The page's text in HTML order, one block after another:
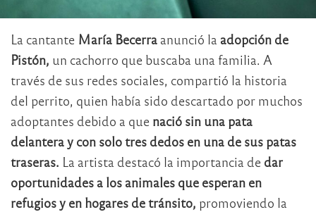
La cantante María Becerra anunció la adopción de
Pistón, un cachorro que buscaba una familia. A
través de sus redes sociales, compartió la historia
del perrito, quien había sido descartado por muchos
adoptantes debido a que nació sin una pata
delantera y con solo tres dedos en una de sus patas
traseras. La artista destacó la importancia de dar
oportunidades a los animales que esperan en
refugios y en hogares de tránsito, promoviendo la